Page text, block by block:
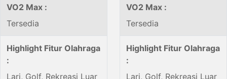
VO2 Max :
Tersedia
VO2 Max :
Tersedia
Highlight Fitur Olahraga
:
Lari, Golf, Rekreasi Luar
Highlight Fitur Olahraga
:
Lari, Golf, Rekreasi Luar